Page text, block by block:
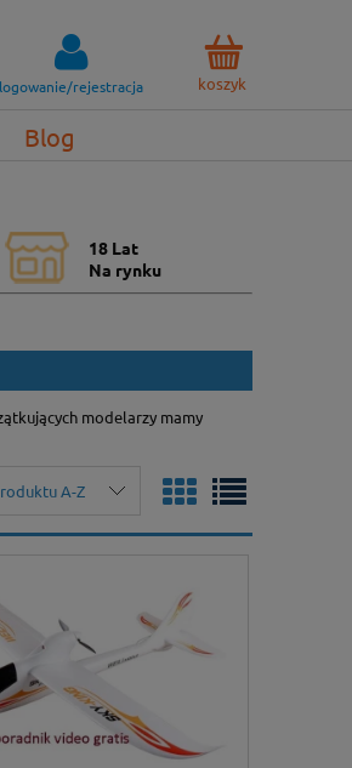
koszyk
logowanie/rejestracja
Blog
18 Lat
Na rynku
modelarzy mamy
A-Z